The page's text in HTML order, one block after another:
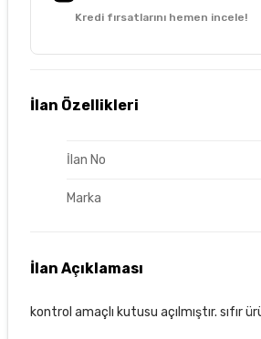
Kredi fırsatlarını hemen incele!
İlan Özellikleri
İlan No
Marka
İlan Açıklaması
kontrol amaçlı kutusu açılmıştır. sıfır